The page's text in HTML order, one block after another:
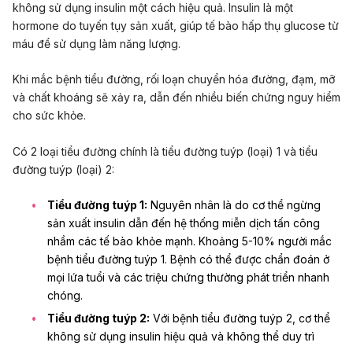
không sử dụng insulin một cách hiệu quả. Insulin là một
hormone do tuyến tụy sản xuất, giúp tế bào hấp thụ glucose từ
máu để sử dụng làm năng lượng.
Khi mắc bệnh tiểu đường, rối loạn chuyển hóa đường, đạm, mỡ
và chất khoáng sẽ xảy ra, dẫn đến nhiều biến chứng nguy hiểm
cho sức khỏe.
Có 2 loại tiểu đường chính là tiểu đường tuýp (loại) 1 và tiểu
đường tuýp (loại) 2:
Tiểu đường tuýp 1: Nguyên nhân là do cơ thể ngừng
sản xuất insulin dẫn đến hệ thống miễn dịch tấn công
nhầm các tế bào khỏe mạnh. Khoảng 5-10% người mắc
bệnh tiểu đường tuýp 1. Bệnh có thể được chẩn đoán ở
mọi lứa tuổi và các triệu chứng thường phát triển nhanh
chóng.
Tiểu đường tuýp 2: Với bệnh tiểu đường tuýp 2, cơ thể
không sử dụng insulin hiệu quả và không thể duy trì